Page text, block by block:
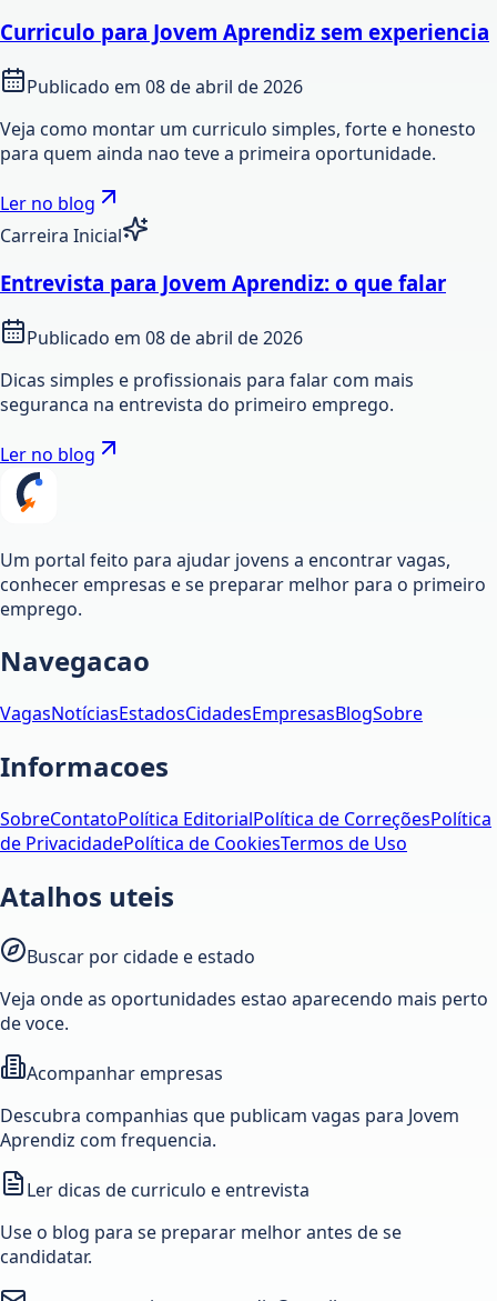
Curriculo para Jovem Aprendiz sem experiencia
Publicado em 08 de abril de 2026
Veja como montar um curriculo simples, forte e honesto
para quem ainda nao teve a primeira oportunidade.
Ler no blog
Carreira Inicial
Entrevista para Jovem Aprendiz: o que falar
Publicado em 08 de abril de 2026
Dicas simples e profissionais para falar com mais
seguranca na entrevista do primeiro emprego.
Ler no blog
Um portal feito para ajudar jovens a encontrar vagas,
conhecer empresas e se preparar melhor para o primeiro
emprego.
Navegacao
VagasNotíciasEstadosCidadesEmpresasBlogSobre
Informacoes
SobreContatoPolítica EditorialPolítica de CorreçõesPolítica
de PrivacidadePolítica de CookiesTermos de Uso
Atalhos uteis
Buscar por cidade e estado
Veja onde as oportunidades estao aparecendo mais perto
de voce.
Acompanhar empresas
Descubra companhias que publicam vagas para Jovem
Aprendiz com frequencia.
Ler dicas de curriculo e entrevista
Use o blog para se preparar melhor antes de se
candidatar.